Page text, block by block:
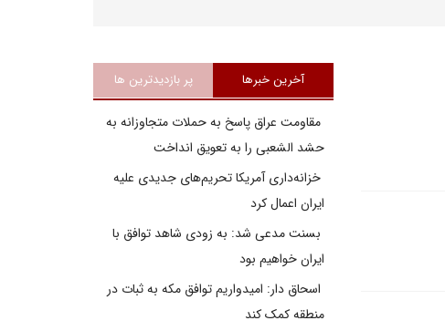
آخرین خبرها پر بازدیدترین ها
مقاومت عراق پاسخ به حملات متجاوزانه به
حشد الشعبی را به تعویق انداخت
خزانه‌داری آمریکا تحریم‌های جدیدی علیه
ایران اعمال کرد
بسنت مدعی شد: به زودی شاهد توافق با
ایران خواهیم بود
اسحاق دار: امیدواریم توافق مکه به ثبات در
منطقه کمک کند